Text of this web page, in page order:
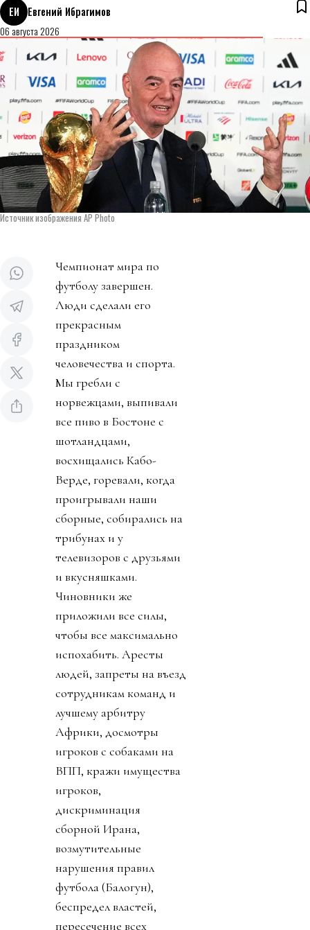
ЕИ
Евгений Ибрагимов
06 августа 2026
Источник изображения AP Photo
Чемпионат мира по
футболу завершен.
Люди сделали его
прекрасным
праздником
человечества и спорта.
Мы гребли с
норвежцами, выпивали
все пиво в Бостоне с
шотландцами,
восхищались Кабо-
Верде, горевали, когда
проигрывали наши
сборные, собирались на
трибунах и у
телевизоров с друзьями
и вкусняшками.
Чиновники же
приложили все силы,
чтобы все максимально
испохабить. Аресты
людей, запреты на въезд
сотрудникам команд и
лучшему арбитру
Африки, досмотры
игроков с собаками на
ВПП, кражи имущества
игроков,
дискриминация
сборной Ирана,
возмутительные
нарушения правил
футбола (Балогун),
беспредел властей,
пересечение всех